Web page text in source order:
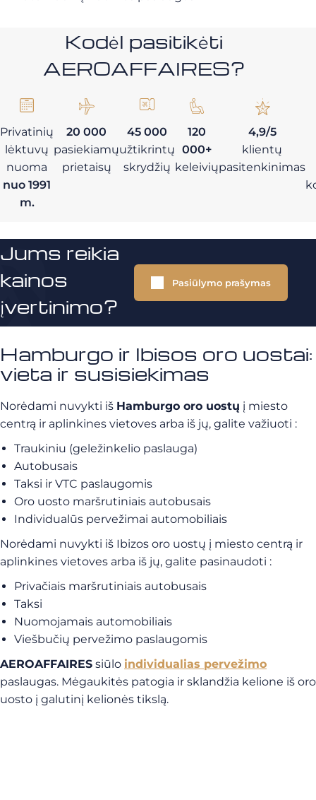
Kodėl pasitikėti
AEROAFFAIRES?
Privatinių
lėktuvų
nuoma
nuo 1991
m.
20 000
pasiekiamų
prietaisų
45 000
užtikrintų
skrydžių
120
000+
keleivių
4,9/5
klientų
pasitenkinimas
Jums reikia
kainos
įvertinimo?
Pasiūlymo prašymas
Hamburgo ir Ibisos oro uostai:
vieta ir susisiekimas
Norėdami nuvykti iš Hamburgo oro uostų į miesto
centrą ir aplinkines vietoves arba iš jų, galite važiuoti :
Traukiniu (geležinkelio paslauga)
Autobusais
Taksi ir VTC paslaugomis
Oro uosto maršrutiniais autobusais
Individualūs pervežimai automobiliais
Norėdami nuvykti iš Ibizos oro uostų į miesto centrą ir
aplinkines vietoves arba iš jų, galite pasinaudoti :
Privačiais maršrutiniais autobusais
Taksi
Nuomojamais automobiliais
Viešbučių pervežimo paslaugomis
AEROAFFAIRES siūlo individualias pervežimo
paslaugas. Mėgaukitės patogia ir sklandžia kelione iš oro
uosto į galutinį kelionės tikslą.